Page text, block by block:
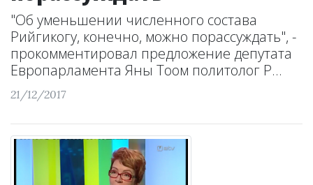
"Об уменьшении численного состава
Рийгикогу, конечно, можно порассуждать", -
прокомментировал предложение депутата
Европарламента Яны Тоом политолог Р...
21/12/2017